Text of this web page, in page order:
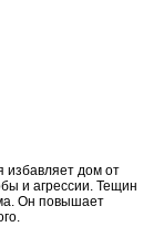
избавляет дом от
и агрессии. Тещин
Он повышает